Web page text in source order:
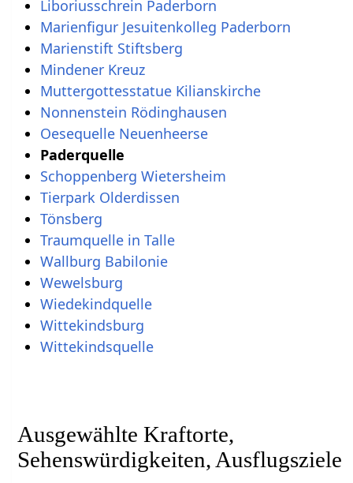
Mindener Kreuz‏‎
Muttergottesstatue Kilianskirche‏‎
Oesequelle Neuenheerse‏‎
Traumquelle in Talle‏‎
Wallburg Babilonie‏‎
Wiedekindquelle‏‎
Wittekindsquelle‏‎
Ausgewählte Kraftorte,
Sehenswürdigkeiten, Ausflugsziele